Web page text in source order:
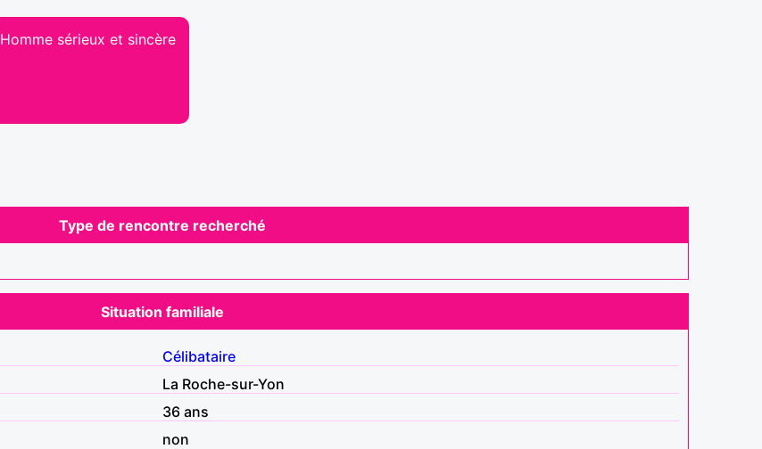
Homme sérieux et sincère
Type de rencontre recherché
Situation familiale
Célibataire
La Roche-sur-Yon
36 ans
non